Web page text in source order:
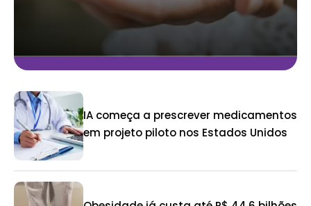
IA começa a prescrever medicamentos
em projeto piloto nos Estados Unidos